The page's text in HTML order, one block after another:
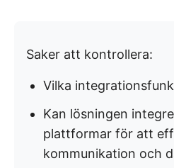
Saker att kontrollera:
Vilka
Kan lösningen
plattformar för att
kommunikation och